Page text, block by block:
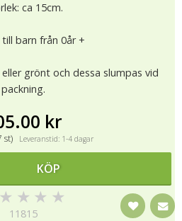
ca 15cm.
till barn från 0år +
grönt och dessa slumpas vid
packning.
kr
st) Leveranstid: 1-4 dagar
KÖP
★ ★ ★ ★
11815